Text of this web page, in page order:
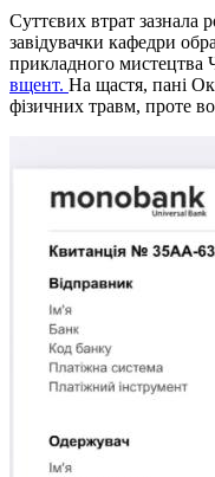
Суттєвих втрат зазнала
завідувачки кафедри
прикладного мистецтва
вщент. На щастя, пані
фізичних травм, проте